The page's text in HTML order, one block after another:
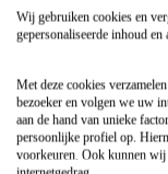
Airfryer
Frituurpan
Contactgrill
Broodrooster
Wij gebruiken cookies en
gepersonaliseerde inhoud en
Met deze cookies
bezoeker en volgen we uw
aan de hand van unieke
persoonlijke profiel op.
voorkeuren. Ook kunnen wij